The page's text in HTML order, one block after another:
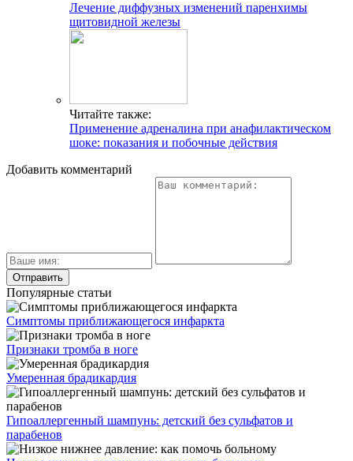
Лечение диффузных изменений паренхимы
щитовидной железы
Читайте также:
Применение адреналина при анафилактическом
шоке: показания и побочные действия
Добавить комментарий
Популярные статьи
Симптомы приближающегося инфаркта
Признаки тромба в ноге
Умеренная брадикардия
Гипоаллергенный шампунь: детский без сульфатов и
парабенов